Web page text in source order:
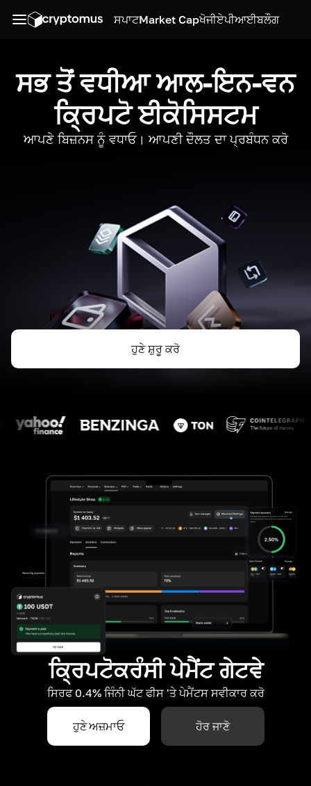
ਸਪਾਟMarket Capਖੋਜੀਏਪੀਆਈਬਲੌਗ
ਸਭ ਤੋਂ ਵਧੀਆ ਆਲ-ਇਨ-ਵਨ
ਕ੍ਰਿਪਟੋ ਈਕੋਸਿਸਟਮ
ਆਪਣੇ ਬਿਜ਼ਨਸ ਨੂੰ ਵਧਾਓ। ਆਪਣੀ ਦੌਲਤ ਦਾ ਪ੍ਰਬੰਧਨ ਕਰੋ
ਹੁਣੇ ਸ਼ੁਰੂ ਕਰੋ
ਕ੍ਰਿਪਟੋਕਰੰਸੀ ਪੇਮੈਂਟ ਗੇਟਵੇ
ਸਿਰਫ 0.4% ਜਿੰਨੀ ਘੱਟ ਫੀਸ 'ਤੇ ਪੇਮੈਂਟਸ ਸਵੀਕਾਰ ਕਰੋ
ਹੁਣੇ ਅਜ਼ਮਾਓ ਹੋਰ ਜਾਣੋ